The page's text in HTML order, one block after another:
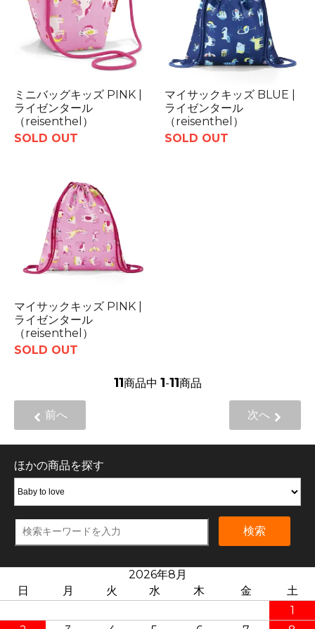
ミニバッグキッズ PINK |
ライゼンタール
（reisenthel）
SOLD OUT
マイサックキッズ BLUE |
ライゼンタール
（reisenthel）
SOLD OUT
マイサックキッズ PINK |
ライゼンタール
（reisenthel）
SOLD OUT
11商品中 1-11商品
前へ 次へ
ほかの商品を探す
検索
2026年8月
日
月 火 水 木 金
土
1